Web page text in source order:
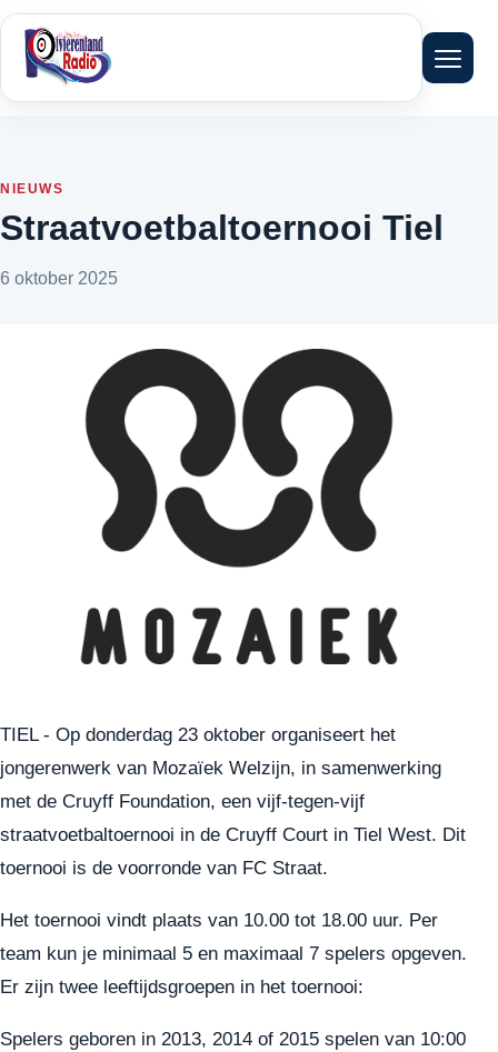
Menu
NIEUWS
Straatvoetbaltoernooi Tiel
6 oktober 2025
TIEL - Op donderdag 23 oktober organiseert het
jongerenwerk van Mozaïek Welzijn, in samenwerking
met de Cruyff Foundation, een vijf-tegen-vijf
straatvoetbaltoernooi in de Cruyff Court in Tiel West. Dit
toernooi is de voorronde van FC Straat.
Het toernooi vindt plaats van 10.00 tot 18.00 uur. Per
team kun je minimaal 5 en maximaal 7 spelers opgeven.
Er zijn twee leeftijdsgroepen in het toernooi:
Spelers geboren in 2013, 2014 of 2015 spelen van 10:00